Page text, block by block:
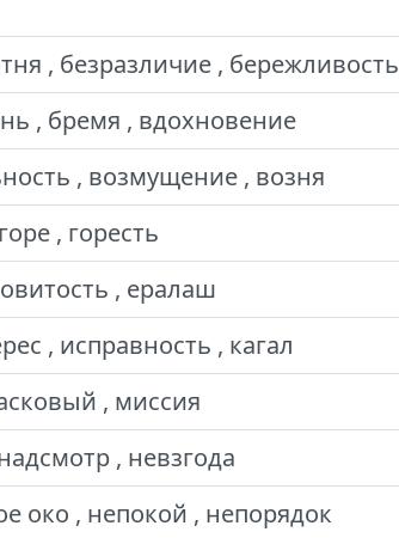
, безразличие , бережливость
, бремя , вдохновение
, возмущение , возня
, горесть
, ералаш
, исправность , кагал
, миссия
, невзгода
око , непокой , непорядок